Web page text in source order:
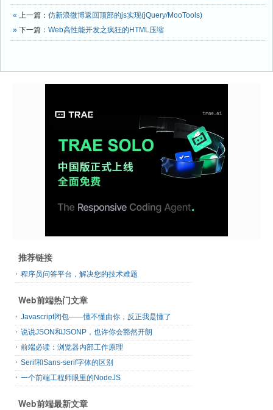
« 上一篇： 仿新浪微博返回顶部的js实现(jQuery/MooTools)
» 下一篇： Web高性能开发之疯狂的HTML压缩
推荐链接
程序员问答平台，解决您的技术难题
Web前端热门文章
Javascript闭包——懂不懂由你，反正我是懂了
说说JSON和JSONP，也许你会豁然开朗
前端必读：浏览器内部工作原理
Serif和Sans-serif字体的区别
一个前端工程师眼里的NodeJS
Web前端最新文章